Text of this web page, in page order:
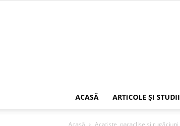
ACASĂ ARTICOLE ŞI STUDII
Acasă Acatiste, paraclise și rugăciuni